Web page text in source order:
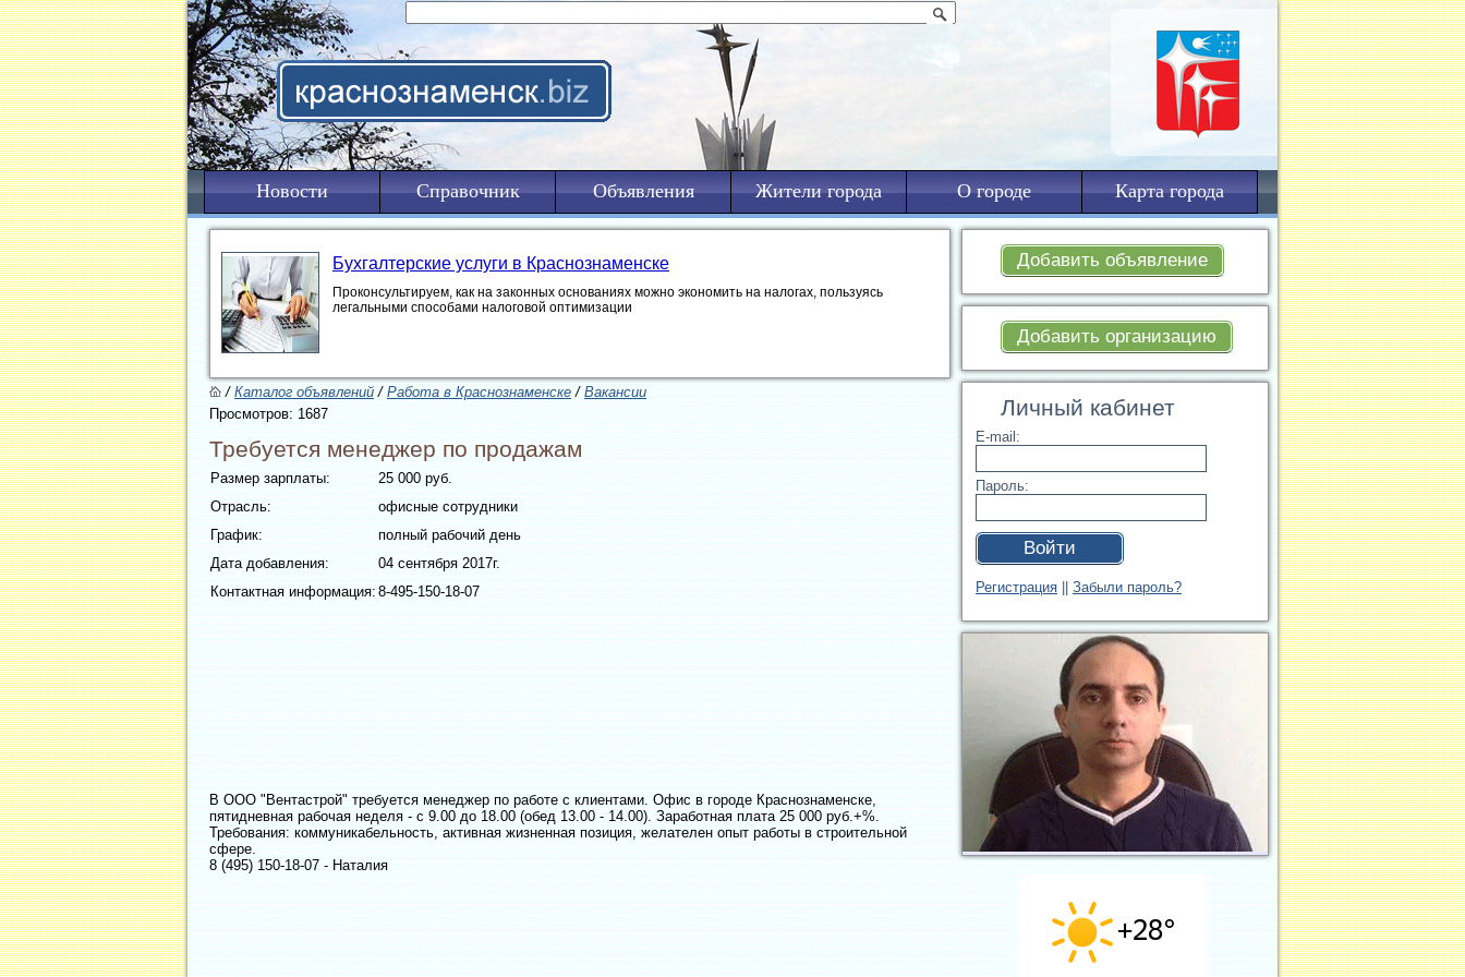
Новости Справочник Объявления Жители города О городе Карта города
Добавить объявление
Добавить организацию
Личный кабинет
E-mail:
Пароль:
Войти
Регистрация Забыли пароль?
Бухгалтерские услуги в Краснознаменске
Проконсультируем, как на законных основаниях можно экономить на налогах, пользуясь
легальными способами налоговой оптимизации
/Каталог объявлений/Работа в Краснознаменске/Вакансии
Просмотров: 1687
Требуется менеджер по продажам
Размер зарплаты:
25 000 руб.
Отрасль:
офисные сотрудники
График:
полный рабочий день
Дата добавления:
04 сентября 2017г.
Контактная информация:8-495-150-18-07
В ООО "Вентастрой" требуется менеджер по работе с клиентами. Офис в городе Краснознаменске,
пятидневная рабочая неделя - с 9.00 до 18.00 (обед 13.00 - 14.00). Заработная плата 25 000 руб.+%.
Требования: коммуникабельность, активная жизненная позиция, желателен опыт работы в строительной
сфере.
8 (495) 150-18-07 - Наталия